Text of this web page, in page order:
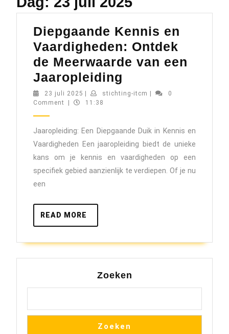
Diepgaande Kennis en
Vaardigheden: Ontdek
de Meerwaarde van een
Jaaropleiding
Kennis
Ontdek
de
Meerwaarde
23 juli 2025 23
juli
| stichting-itcm stichting-
|
0
Comment
| 11:38
Jaaropleiding: Een Diepgaande Duik in Kennis en
Vaardigheden Een jaaropleiding biedt de unieke
kans om je kennis en vaardigheden op een
specifiek gebied aanzienlijk te verdiepen. Of je nu
een
READ MORE
MORE
Zoeken
Zoeken